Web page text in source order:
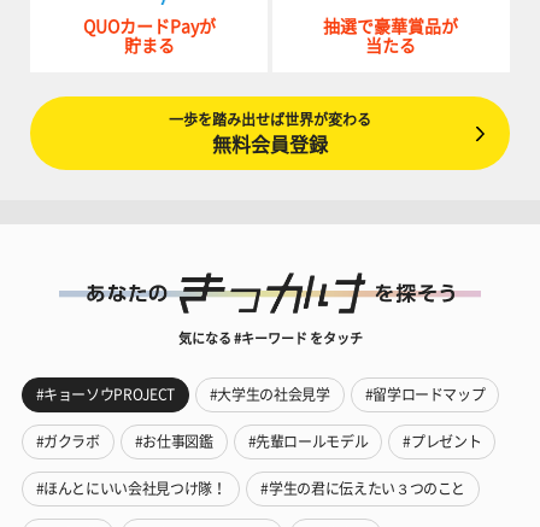
QUOカードPayが
貯まる
抽選で豪華賞品が
当たる
一歩を踏み出せば世界が変わる
無料会員登録
気になる #キーワード をタッチ
#キョーソウPROJECT #大学生の社会見学 #留学ロードマップ
#ガクラボ #お仕事図鑑 #先輩ロールモデル #プレゼント
#ほんとにいい会社見つけ隊！ #学生の君に伝えたい３つのこと